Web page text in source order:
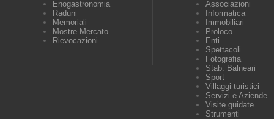
Enogastronomia
Raduni
Memoriali
Mostre-Mercato
Rievocazioni
Associazioni
Informatica
Immobiliari
Proloco
Enti
Spettacoli
Fotografia
Stab. Balneari
Sport
Villaggi turistici
Servizi e Aziende
Visite guidate
Strumenti